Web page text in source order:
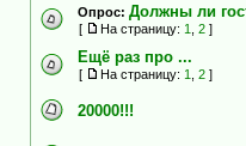
Опрос: Должны ли
[ На страницу: 1 2 ]
Ещё раз про ...
[ На страницу: 1 2 ]
20000!!!